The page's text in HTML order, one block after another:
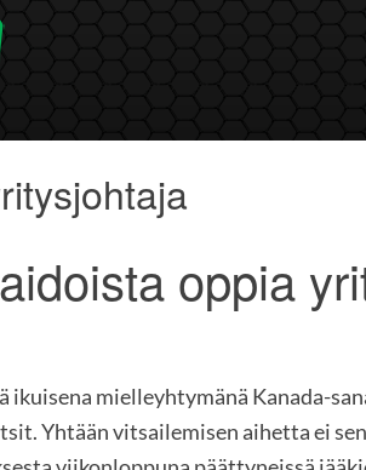
oppia
ikuisena mielleyhtymänä Kanada-
Yhtään vitsailemisen aihetta ei